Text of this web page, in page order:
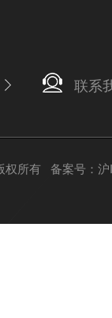
联系
权所有 备案号：